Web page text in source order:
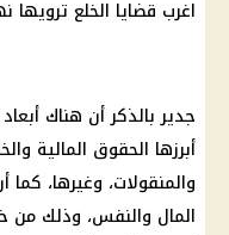
اغرب قضايا الخلع
جدير بالذكر أن هناك
أبرزها الحقوق المالية
والمنقولات، وغيرها،
المال والنفس، وذلك من